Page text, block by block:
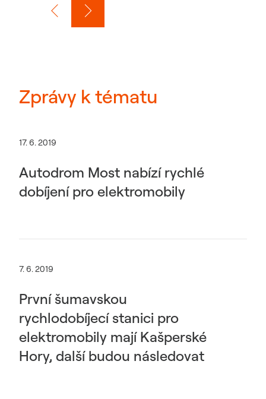
Zprávy k tématu
17. 6. 2019
Autodrom Most nabízí rychlé
dobíjení pro elektromobily
7. 6. 2019
První šumavskou
rychlodobíjecí stanici pro
elektromobily mají Kašperské
Hory, další budou následovat